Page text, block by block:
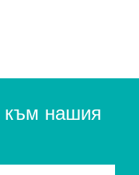
към нашия